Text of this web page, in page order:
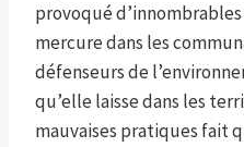
provoqué
mercure dans les
défenseurs de
qu’elle laisse dans les
mauvaises pratiques fait